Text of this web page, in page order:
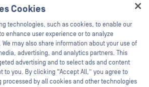
Fehér könyvek
Cookies
technologies, such as cookies, to enable our
enhance user experience or to analyze
may also share information about your use of
advertising, and analytics partners. This
advertising and to select ads and content
to you. By clicking “Accept All,” you agree to
processed by all cookies and other technologies
Hey there!
I'm Ozzy, your OPSWAT virtual assistant.
How can I help you secure what's critical
today?